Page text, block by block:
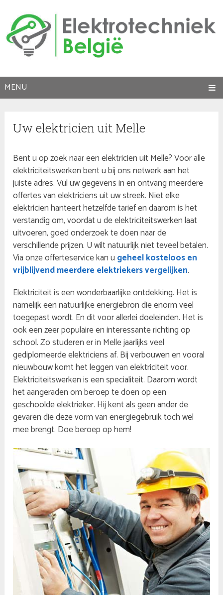
MENU
Uw elektricien uit Melle
Bent u op zoek naar een elektricien uit Melle? Voor alle
elektriciteitswerken bent u bij ons netwerk aan het
juiste adres. Vul uw gegevens in en ontvang meerdere
offertes van elektriciens uit uw streek. Niet elke
elektricien hanteert hetzelfde tarief en daarom is het
verstandig om, voordat u de elektriciteitswerken laat
uitvoeren, goed onderzoek te doen naar de
verschillende prijzen. U wilt natuurlijk niet teveel betalen.
Via onze offerteservice kan u geheel kosteloos en
vrijblijvend meerdere elektriekers vergelijken.
Elektriciteit is een wonderbaarlijke ontdekking. Het is
namelijk een natuurlijke energiebron die enorm veel
toegepast wordt. En dit voor allerlei doeleinden. Het is
ook een zeer populaire en interessante richting op
school. Zo studeren er in Melle jaarlijks veel
gediplomeerde elektriciens af. Bij verbouwen en vooral
nieuwbouw komt het leggen van elektriciteit voor.
Elektriciteitswerken is een specialiteit. Daarom wordt
het aangeraden om beroep te doen op een
geschoolde elektrieker. Hij kent als geen ander de
gevaren die deze vorm van energiegebruik toch wel
mee brengt. Doe beroep op hem!